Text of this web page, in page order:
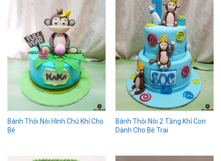
Bánh Thôi Nôi Hình Chú Khỉ Cho
Bé
Bánh Thôi Nôi 2 Tầng Khỉ Con
Dành Cho Bé Trai